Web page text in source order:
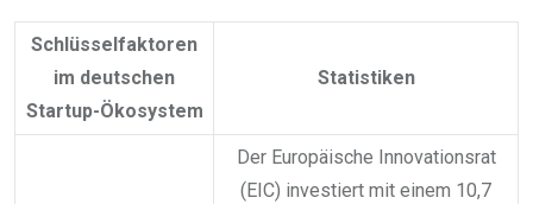
Schlüsselfaktoren
im deutschen
Startup-Ökosystem
Statistiken
Der Europäische Innovationsrat
(EIC) investiert mit einem 10,7